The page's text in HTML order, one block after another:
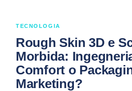
TECNOLOGIA
Rough Skin 3D e
Morbida:
Comfort o
Marketing?